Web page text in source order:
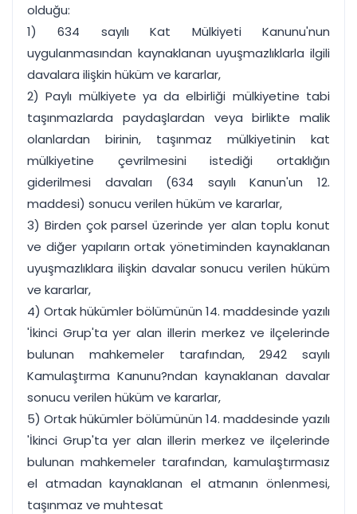
olduğu:
1) 634 sayılı Kat Mülkiyeti Kanunu'nun
uygulanmasından kaynaklanan uyuşmazlıklarla ilgili
davalara ilişkin hüküm ve kararlar,
2) Paylı mülkiyete ya da elbirliği mülkiyetine tabi
taşınmazlarda paydaşlardan veya birlikte malik
olanlardan birinin, taşınmaz mülkiyetinin kat
mülkiyetine çevrilmesini istediği ortaklığın
giderilmesi davaları (634 sayılı Kanun'un 12.
maddesi) sonucu verilen hüküm ve kararlar,
3) Birden çok parsel üzerinde yer alan toplu konut
ve diğer yapıların ortak yönetiminden kaynaklanan
uyuşmazlıklara ilişkin davalar sonucu verilen hüküm
ve kararlar,
4) Ortak hükümler bölümünün 14. maddesinde yazılı
'İkinci Grup'ta yer alan illerin merkez ve ilçelerinde
bulunan mahkemeler tarafından, 2942 sayılı
Kamulaştırma Kanunu?ndan kaynaklanan davalar
sonucu verilen hüküm ve kararlar,
5) Ortak hükümler bölümünün 14. maddesinde yazılı
'İkinci Grup'ta yer alan illerin merkez ve ilçelerinde
bulunan mahkemeler tarafından, kamulaştırmasız
el atmadan kaynaklanan el atmanın önlenmesi,
taşınmaz ve muhtesat